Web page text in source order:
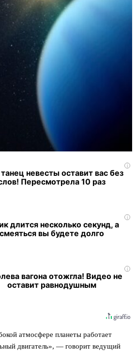
i
невесты оставит вас без
Пересмотрела 10 раз
i
длится несколько секунд, а
смеяться вы будете долго
i
вагона отожгла! Видео не
оставит равнодушным
атмосфере планеты работает
двигатель», — говорит ведущий